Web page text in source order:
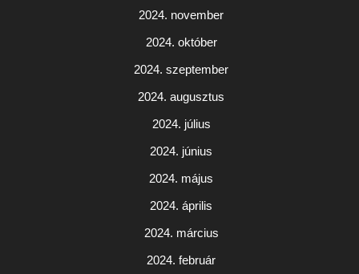
2024. november
2024. október
2024. szeptember
2024. augusztus
2024. július
2024. június
2024. május
2024. április
2024. március
2024. február